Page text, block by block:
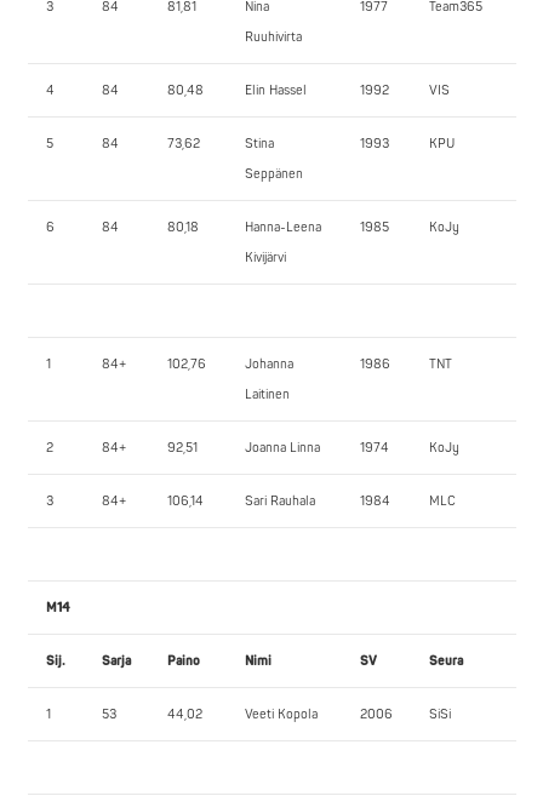
3 84 81,81
Nina
Ruuhivirta
1977 Team365
4 84 80,48 Elin Hassel 1992 VIS
5 84 73,62
Stina
Seppänen
1993 KPU
6 84 80,18
Hanna-Leena
Kivijärvi
1985 KoJy
1 84+ 102,76
Johanna
Laitinen
1986 TNT
2 84+ 92,51 Joanna Linna 1974 KoJy
3 84+ 106,14 Sari Rauhala 1984 MLC
M14
Sij. Sarja Paino Nimi SV Seura
1 53 44,02 Veeti Kopola 2006 SiSi